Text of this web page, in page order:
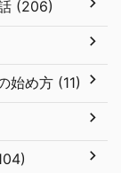
(206)
始め方 (11)